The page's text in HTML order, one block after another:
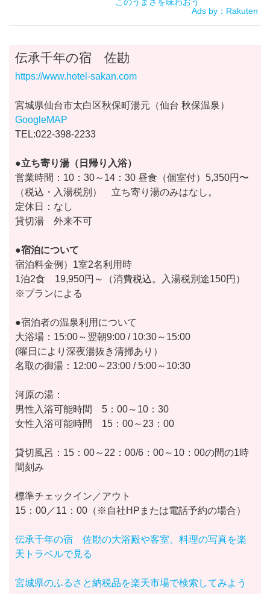
Ads by：Rakuten
伝承千年の宿 佐勘
https://www.hotel-sakan.com
宮城県仙台市太白区秋保町湯元（仙台 秋保温泉）
GoogleMAP
TEL:022-398-2233
●立ち寄り湯（日帰り入浴）
営業時間：10：30～14：30 昼食（個室付）5,350円〜
（税込・入湯税別） 立ち寄り湯のみはなし。
定休日：なし
貸切湯 外来不可
●宿泊について
宿泊料金例）1室2名利用時
1泊2食 19,950円～（消費税込。入湯税別途150円）
※プランによる
●宿泊者の温泉利用について
大浴場：15:00～翌朝9:00 / 10:30～15:00
(曜日により深夜湯抜き清掃あり）
名取の御湯：12:00～23:00 / 5:00～10:30
河原の湯：
男性入浴可能時間 5：00～10：30
女性入浴可能時間 15：00～23：00
貸切風呂：15：00～22：00/6：00～10：00の間の1時
間刻み
標準チェックイン／アウト
15：00／11：00（※自社HPまたは電話予約の場合）
伝承千年の宿 佐勘の大浴殿や客室、料理の写真を楽
天トラベルで見る
宮城県のふるさと納税品を楽天市場で検索してみよう